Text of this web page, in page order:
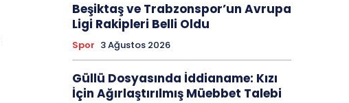
Beşiktaş ve Trabzonspor’un Avrupa
Ligi Rakipleri Belli Oldu
Spor 3 Ağustos 2026
Güllü Dosyasında İddianame: Kızı
İçin Ağırlaştırılmış Müebbet Talebi